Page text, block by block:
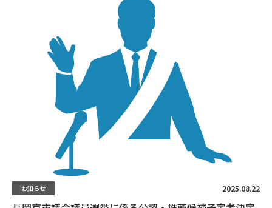
お知らせ 2025.08.22